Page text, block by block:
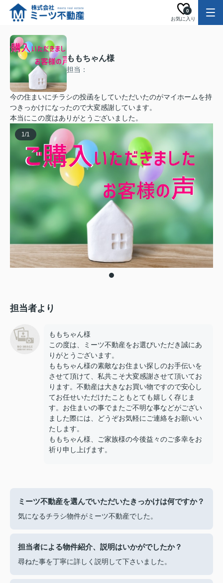
お気に入り
0
ももちゃん様
担当：
今の住まいにチラシの投函をしていただいたのがマイホームを持
つきっかけになったので大変感謝しています。
本当にこの度はありがとうございました。
1/1
担当者より
ももちゃん様
この度は、ミーツ不動産をお選びいただき誠にあ
りがとうございます。
ももちゃん様の素敵なお住まい探しのお手伝いを
させて頂けて、私共こそ大変感謝させて頂いてお
ります。不動産は大きなお買い物ですので安心し
てお任せいただけたこともとても嬉しく存じま
す。お住まいの事でまたご不明な事などがござい
ました際には、どうぞお気軽にご連絡をお願いい
たします。
ももちゃん様、ご家族様の今後益々のご多幸をお
祈り申し上げます。
ミーツ不動産を選んでいただいたきっかけは何ですか？
気になるチラシ物件がミーツ不動産でした。
担当者による物件紹介、説明はいかがでしたか？
尋ねた事を丁寧に詳しく説明して下さいました。